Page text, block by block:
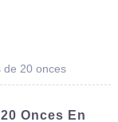
de 20 onces
Onces En